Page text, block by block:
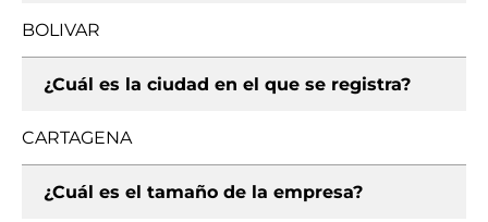
BOLIVAR
¿Cuál es la ciudad en el que se registra?
CARTAGENA
¿Cuál es el tamaño de la empresa?